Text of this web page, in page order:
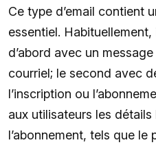
Ce type d’email contient
essentiel.
d’abord avec un
courriel; le second avec
l’inscription ou
aux utilisateurs les détails
l’abonnement, tels que le